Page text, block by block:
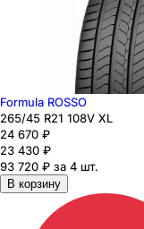
Formula ROSSO
265/45 R21 108V XL
24 670 ₽
23 430 ₽
93 720 ₽ за 4 шт.
В корзину